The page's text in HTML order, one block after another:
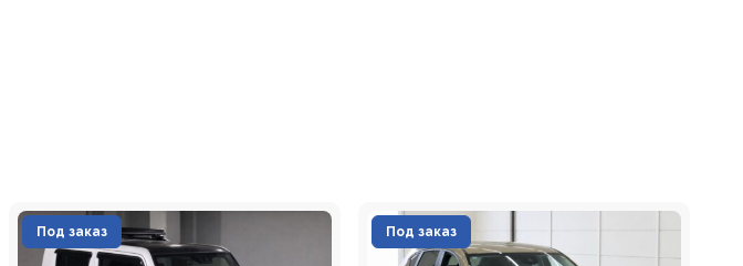
Под заказ Под заказ